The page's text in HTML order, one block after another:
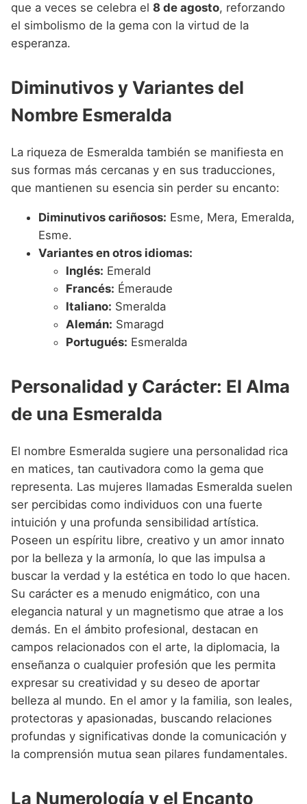
que a veces se celebra el 8 de agosto, reforzando
el simbolismo de la gema con la virtud de la
esperanza.
Diminutivos y Variantes del
Nombre Esmeralda
La riqueza de Esmeralda también se manifiesta en
sus formas más cercanas y en sus traducciones,
que mantienen su esencia sin perder su encanto:
Diminutivos cariñosos: Esme, Mera, Emeralda,
Esme.
Variantes en otros idiomas:
Inglés: Emerald
Francés: Émeraude
Italiano: Smeralda
Alemán: Smaragd
Portugués: Esmeralda
Personalidad y Carácter: El Alma
de una Esmeralda
El nombre Esmeralda sugiere una personalidad rica
en matices, tan cautivadora como la gema que
representa. Las mujeres llamadas Esmeralda suelen
ser percibidas como individuos con una fuerte
intuición y una profunda sensibilidad artística.
Poseen un espíritu libre, creativo y un amor innato
por la belleza y la armonía, lo que las impulsa a
buscar la verdad y la estética en todo lo que hacen.
Su carácter es a menudo enigmático, con una
elegancia natural y un magnetismo que atrae a los
demás. En el ámbito profesional, destacan en
campos relacionados con el arte, la diplomacia, la
enseñanza o cualquier profesión que les permita
expresar su creatividad y su deseo de aportar
belleza al mundo. En el amor y la familia, son leales,
protectoras y apasionadas, buscando relaciones
profundas y significativas donde la comunicación y
la comprensión mutua sean pilares fundamentales.
La Numerología y el Encanto